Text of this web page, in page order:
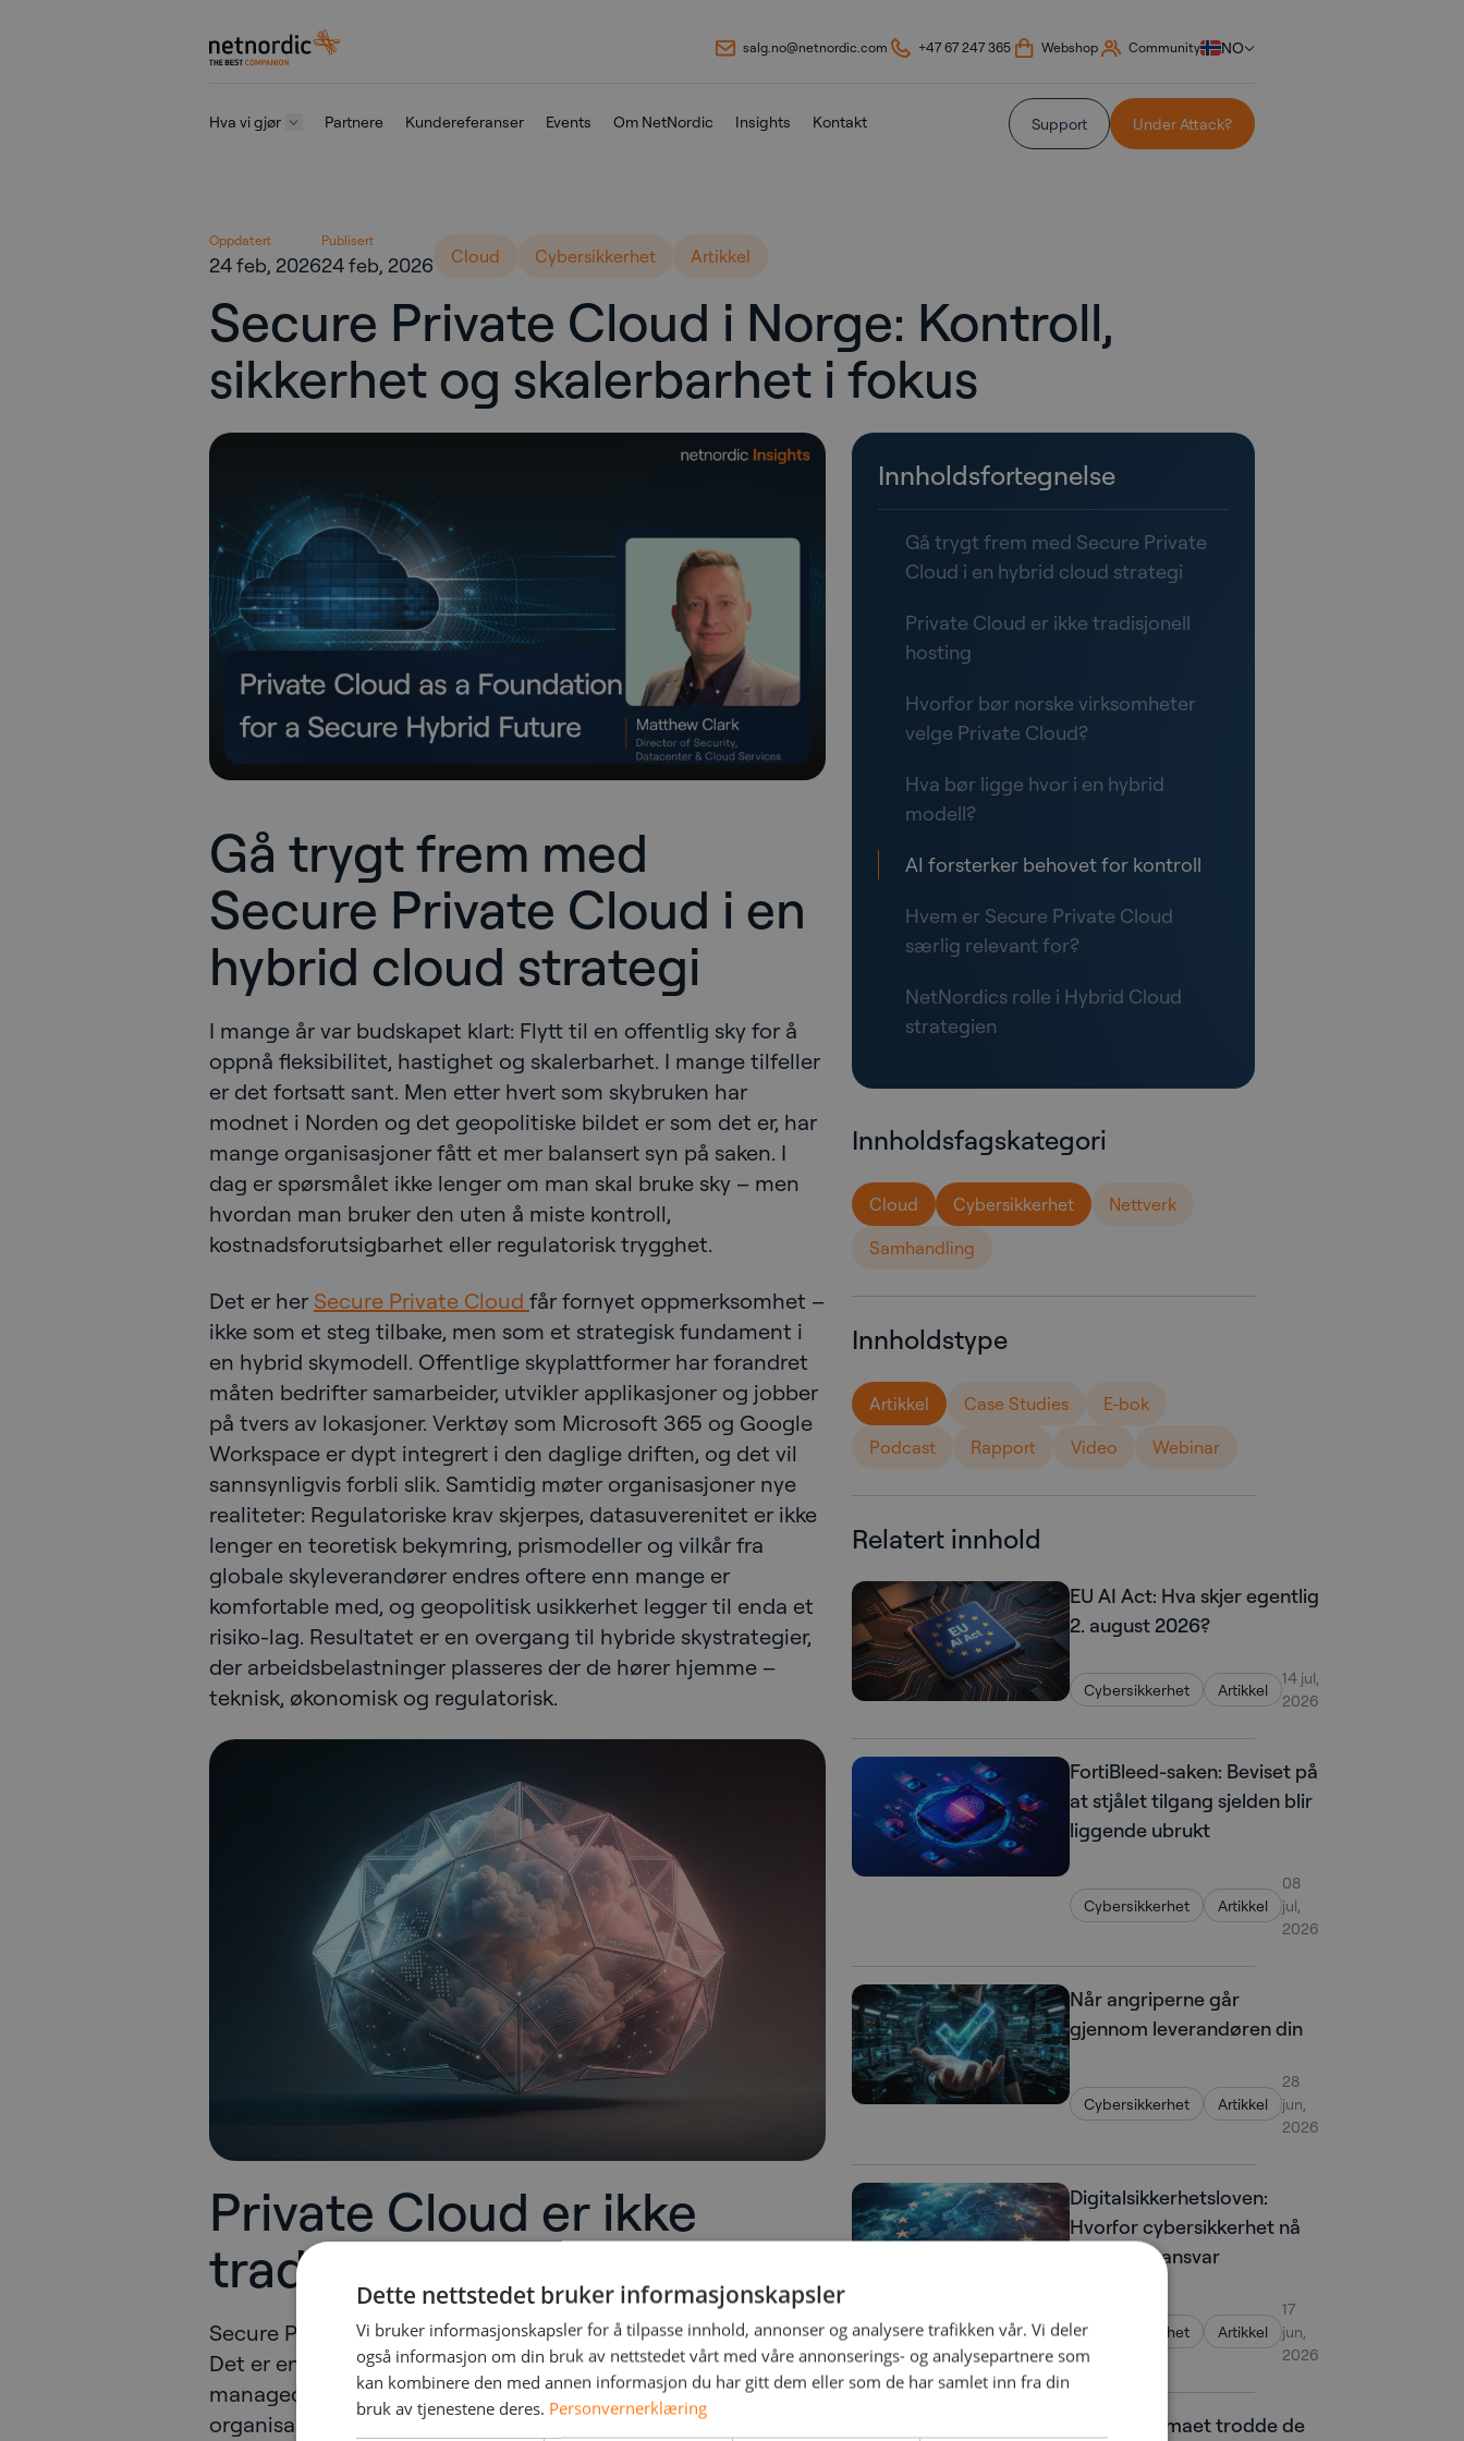
Gå til innhold
NetNordic Norway salg.no@netnordic.com +47 67 247 365 Webshop Community NO
Hva vi gjør Partnere Kundereferanser Events Om NetNordic Insights Kontakt Support Under Attack?
Oppdatert
24 feb, 2026
Publisert
24 feb, 2026 Cloud Cybersikkerhet Artikkel
Secure Private Cloud i Norge: Kontroll,
sikkerhet og skalerbarhet i fokus
Gå trygt frem med
Secure Private Cloud i en
hybrid cloud strategi
I mange år var budskapet klart: Flytt til en offentlig sky for å
oppnå fleksibilitet, hastighet og skalerbarhet. I mange tilfeller
er det fortsatt sant. Men etter hvert som skybruken har
modnet i Norden og det geopolitiske bildet er som det er, har
mange organisasjoner fått et mer balansert syn på saken. I
dag er spørsmålet ikke lenger om man skal bruke sky – men
hvordan man bruker den uten å miste kontroll,
kostnadsforutsigbarhet eller regulatorisk trygghet.
Det er her Secure Private Cloud får fornyet oppmerksomhet –
ikke som et steg tilbake, men som et strategisk fundament i
en hybrid skymodell. Offentlige skyplattformer har forandret
måten bedrifter samarbeider, utvikler applikasjoner og jobber
på tvers av lokasjoner. Verktøy som Microsoft 365 og Google
Workspace er dypt integrert i den daglige driften, og det vil
sannsynligvis forbli slik. Samtidig møter organisasjoner nye
realiteter: Regulatoriske krav skjerpes, datasuverenitet er ikke
lenger en teoretisk bekymring, prismodeller og vilkår fra
globale skyleverandører endres oftere enn mange er
komfortable med, og geopolitisk usikkerhet legger til enda et
risiko-lag. Resultatet er en overgang til hybride skystrategier,
der arbeidsbelastninger plasseres der de hører hjemme –
teknisk, økonomisk og regulatorisk.
Private Cloud er ikke
tradisjonell hosting
Secure Private Cloud må ikke forveksles med klassisk hosting.
Det er en moderne, skybasert plattform levert som en full
managed service, med de samme egenskapene
organisasjoner forventer av offentlig sky – skalerbarhet,
Innholdsfortegnelse
Gå trygt frem med Secure Private
Cloud i en hybrid cloud strategi
Private Cloud er ikke tradisjonell
hosting
Hvorfor bør norske virksomheter
velge Private Cloud?
Hva bør ligge hvor i en hybrid
modell?
AI forsterker behovet for kontroll
Hvem er Secure Private Cloud
særlig relevant for?
NetNordics rolle i Hybrid Cloud
strategien
Innholdsfagskategori
Cloud Cybersikkerhet
Nettverk
Samhandling
Innholdstype
Artikkel Case Studies
E-bok
Podcast
Rapport Video Webinar
Relatert innhold
EU AI Act: Hva skjer egentlig
2. august 2026?
Cybersikkerhet Artikkel
14 jul,
2026
FortiBleed-saken: Beviset på
at stjålet tilgang sjelden blir
liggende ubrukt
Cybersikkerhet Artikkel
08
jul,
2026
Når angriperne går
gjennom leverandøren din
Cybersikkerhet Artikkel
28
jun,
2026
Digitalsikkerhetsloven:
Hvorfor cybersikkerhet nå
er et lederansvar
Cybersikkerhet Artikkel
17
jun,
2026
Advokatfirmaet trodde de
Dette nettstedet bruker informasjonskapsler
Vi bruker informasjonskapsler for å tilpasse innhold, annonser og analysere trafikken vår. Vi deler
også informasjon om din bruk av nettstedet vårt med våre annonserings- og analysepartnere som
kan kombinere den med annen informasjon du har gitt dem eller som de har samlet inn fra din
bruk av tjenestene deres. Personvernerklæring